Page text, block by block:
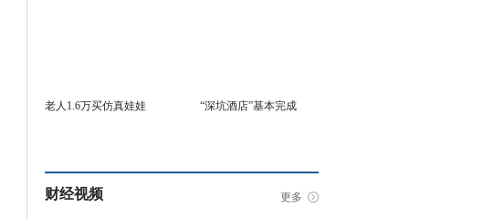
老人1.6万买仿真娃娃 “深坑酒店”基本完成
财经视频 更多